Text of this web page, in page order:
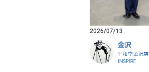
2026/07/13
金沢
平和堂 金沢店
INSPIRE